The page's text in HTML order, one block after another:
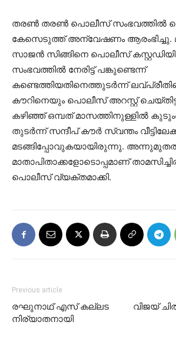
തരണ്‍ തരണ്‍ പൊലീസ് സംഭവത്തില്‍
കേസെടുത്ത് അന്വേഷണം ആരംഭിച്ചു.
സാജന്‍ സിങ്ങിനെ പൊലീസ്
സംഭവത്തില്‍ നേരിട്ട് പങ്കുണ്ടെന്ന്
കണ്ടെത്തിയതിനെത്തുടര്‍ന്ന്
കൗറിനെയും പൊലീസ് അറസ്റ്റ്
കഴിഞ്ഞ് ഒമ്പത് മാസത്തിനുള്ളില്‍
തുടര്‍ന്ന് സന്ദീപ് കൗര്‍ സ്വന്തം
മടങ്ങിപ്പോവുകയായിരുന്നു.
മാതാപിതാക്കളോടൊപ്പമാണ്
പൊലീസ് വ്യക്തമാക്കി.
Previous article
രഘുനാഥ് എസ് കല്ലട
നിര്യാതനായി
വിജയ്